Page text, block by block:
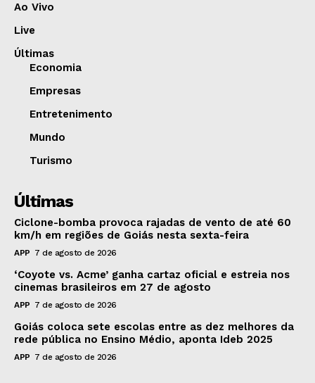
Ao Vivo
Live
Últimas
Economia
Empresas
Entretenimento
Mundo
Turismo
Últimas
Ciclone-bomba provoca rajadas de vento de até 60
km/h em regiões de Goiás nesta sexta-feira
APP 7 de agosto de 2026
‘Coyote vs. Acme’ ganha cartaz oficial e estreia nos
cinemas brasileiros em 27 de agosto
APP 7 de agosto de 2026
Goiás coloca sete escolas entre as dez melhores da
rede pública no Ensino Médio, aponta Ideb 2025
APP 7 de agosto de 2026